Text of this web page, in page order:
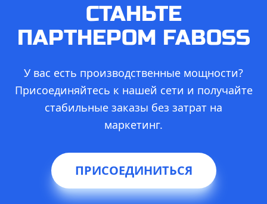
СТАНЬТЕ
ПАРТНЕРОМ FABOSS
У вас есть производственные мощности?
Присоединяйтесь к нашей сети и получайте
стабильные заказы без затрат на
маркетинг.
ПРИСОЕДИНИТЬСЯ